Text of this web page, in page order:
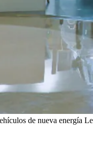
de nueva